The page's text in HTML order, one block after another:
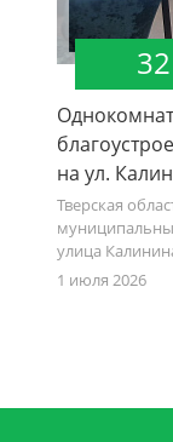
на ул.
Тверская
улица
1 июля 2026